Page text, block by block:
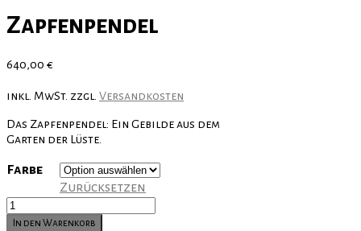
Zapfenpendel
640,00 €
inkl. MwSt. zzgl. Versandkosten
Das Zapfenpendel: Ein Gebilde aus dem
Garten der Lüste.
Farbe
Zurücksetzen
Zapfenpendel
Menge
In den Warenkorb